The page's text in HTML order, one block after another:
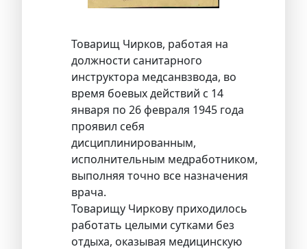
Товарищ Чирков, работая на
должности санитарного
инструктора медсанвзвода, во
время боевых действий с 14
января по 26 февраля 1945 года
проявил себя
дисциплинированным,
исполнительным медработником,
выполняя точно все назначения
врача.
Товарищу Чиркову приходилось
работать целыми сутками без
отдыха, оказывая медицинскую